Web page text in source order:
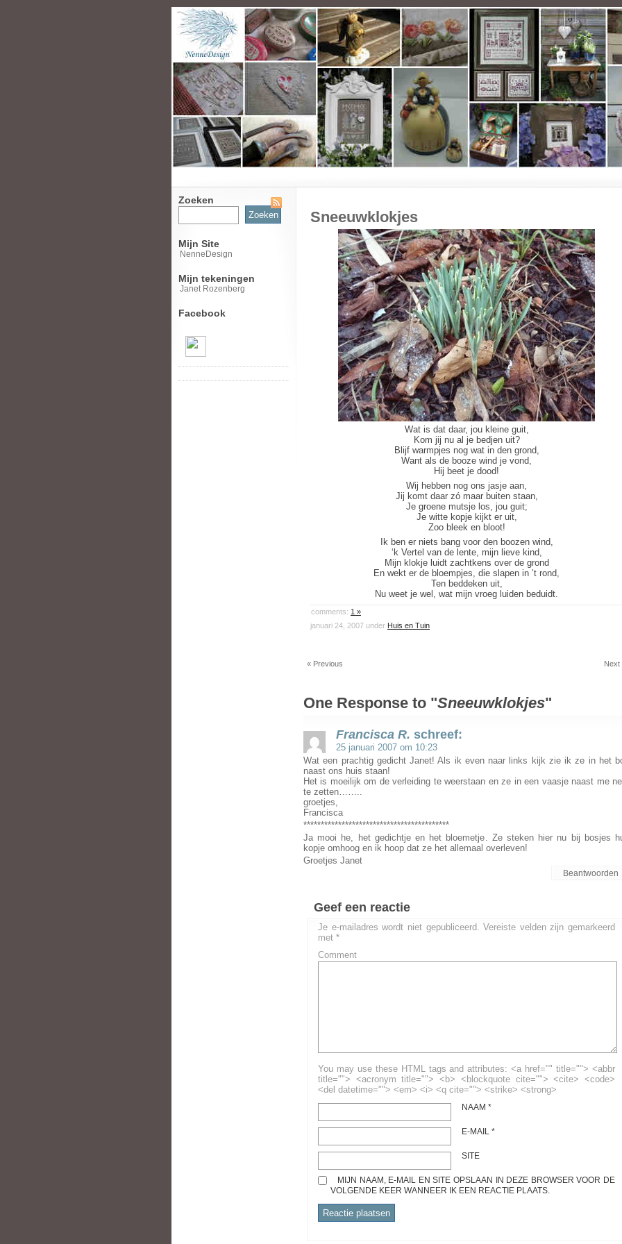
Zoeken
Zoeken
naar:
Mijn Site
NenneDesign
Mijn tekeningen
Janet Rozenberg
Facebook
Sneeuwklokjes
Wat is dat daar, jou kleine guit,
Kom jij nu al je bedjen uit?
Blijf warmpjes nog wat in den grond,
Want als de booze wind je vond,
Hij beet je dood!
Wij hebben nog ons jasje aan,
Jij komt daar zó maar buiten staan,
Je groene mutsje los, jou guit;
Je witte kopje kijkt er uit,
Zoo bleek en bloot!
Ik ben er niets bang voor den boozen wind,
‘k Vertel van de lente, mijn lieve kind,
Mijn klokje luidt zachtkens over de grond
En wekt er de bloempjes, die slapen in ’t rond,
Ten beddeken uit,
Nu weet je wel, wat mijn vroeg luiden beduidt.
comments: 1 »
januari 24, 2007 under Huis en Tuin
« Previous Next
One Response to "Sneeuwklokjes"
Francisca R. schreef:
25 januari 2007 om 10:23
Wat een prachtig gedicht Janet! Als ik even naar links kijk zie ik ze in het
naast ons huis staan!
Het is moeilijk om de verleiding te weerstaan en ze in een vaasje naast me
te zetten……..
groetjes,
Francisca
******************************************
Ja mooi he, het gedichtje en het bloemetje. Ze steken hier nu bij bosjes
kopje omhoog en ik hoop dat ze het allemaal overleven!
Groetjes Janet
Beantwoorden
Geef een reactie
Je e-mailadres wordt niet gepubliceerd. Vereiste velden zijn gemarkeerd
met *
Comment
You may use these HTML tags and attributes: <a href="" title=""> <abbr
title=""> <acronym title=""> <b> <blockquote cite=""> <cite> <code>
<del datetime=""> <em> <i> <q cite=""> <strike> <strong>
NAAM *
E-MAIL *
SITE
MIJN NAAM, E-MAIL EN SITE OPSLAAN IN DEZE BROWSER VOOR DE
VOLGENDE KEER WANNEER IK EEN REACTIE PLAATS.